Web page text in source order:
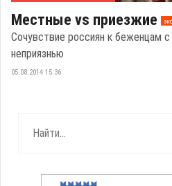
Местные vs приезжие
Сочувствие россиян к беженцам
неприязнью
05.08.2014 15:36